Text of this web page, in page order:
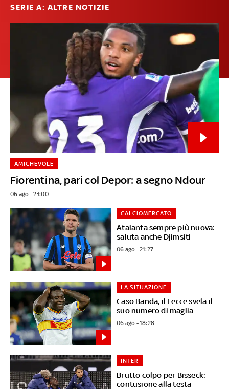
SERIE A: ALTRE NOTIZIE
Fiorentina, pari col Depor: a segno Ndour
AMICHEVOLE
06 ago - 23:00
Atalanta sempre più nuova:
saluta anche Djimsiti
CALCIOMERCATO
06 ago - 21:27
Caso Banda, il Lecce svela il
suo numero di maglia
LA SITUAZIONE
06 ago - 18:28
Brutto colpo per Bisseck:
contusione alla testa
INTER